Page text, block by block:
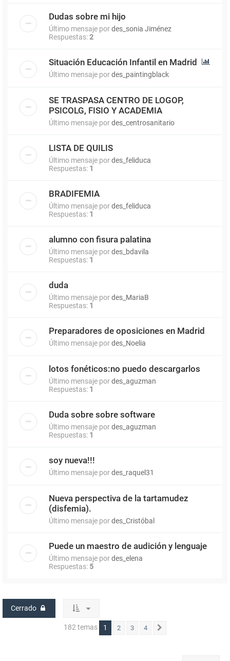
Dudas sobre mi hijo
Último mensaje pordes_sonia Jiménez
Respuestas:2
Situación Educación Infantil en Madrid
Último mensaje pordes_paintingblack
SE TRASPASA CENTRO DE LOGOP,
PSICOLG, FISIO Y ACADEMIA
Último mensaje pordes_centrosanitario
LISTA DE QUILIS
Último mensaje pordes_feliduca
Respuestas: 1
BRADIFEMIA
Último mensaje pordes_feliduca
Respuestas: 1
alumno con fisura palatina
Último mensaje pordes_bdavila
Respuestas: 1
duda
Último mensaje pordes_MariaB
Respuestas: 1
Preparadores de oposiciones en Madrid
Último mensaje pordes_Noelia
lotos fonéticos:no puedo descargarlos
Último mensaje pordes_aguzman
Respuestas: 1
Duda sobre sobre software
Último mensaje pordes_aguzman
Respuestas: 1
soy nueva!!!
Último mensaje pordes_raquel31
Nueva perspectiva de la tartamudez
(disfemia).
Último mensaje pordes_Cristóbal
Puede un maestro de audición y lenguaje
Último mensaje pordes_elena
Respuestas: 5
Cerrado
182 temas 1 2 3 4